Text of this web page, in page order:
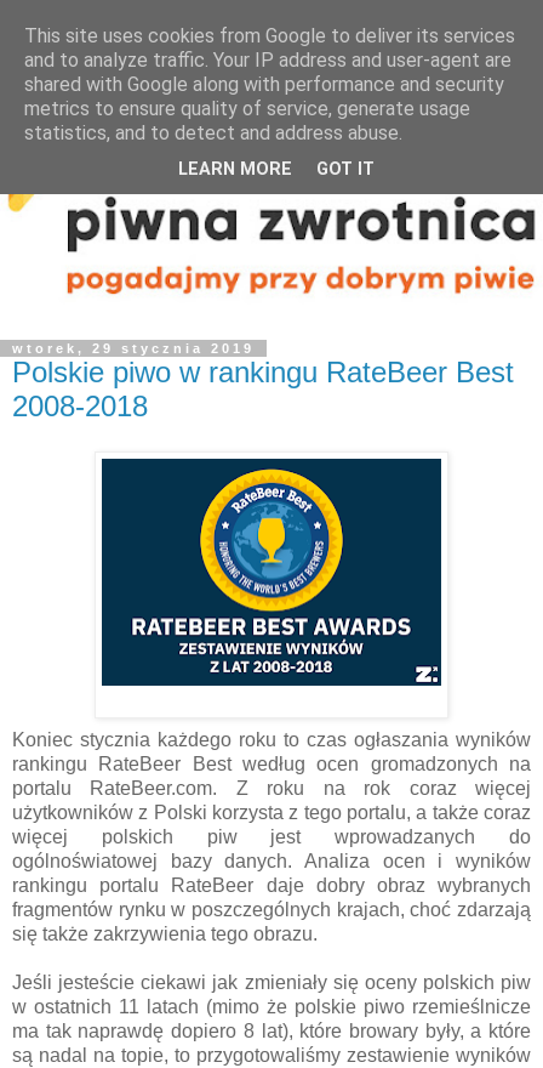
wtorek, 29 stycznia 2019
Polskie piwo w rankingu RateBeer Best
2008-2018
Koniec stycznia każdego roku to czas ogłaszania wyników
rankingu RateBeer Best według ocen gromadzonych na
portalu RateBeer.com. Z roku na rok coraz więcej
użytkowników z Polski korzysta z tego portalu, a także coraz
więcej polskich piw jest wprowadzanych do
ogólnoświatowej bazy danych. Analiza ocen i wyników
rankingu portalu RateBeer daje dobry obraz wybranych
fragmentów rynku w poszczególnych krajach, choć zdarzają
się także zakrzywienia tego obrazu.
Jeśli jesteście ciekawi jak zmieniały się oceny polskich piw
w ostatnich 11 latach (mimo że polskie piwo rzemieślnicze
ma tak naprawdę dopiero 8 lat), które browary były, a które
są nadal na topie, to przygotowaliśmy zestawienie wyników
This site uses cookies from Google to deliver its services
and to analyze traffic. Your IP address and user-agent are
shared with Google along with performance and security
metrics to ensure quality of service, generate usage
statistics, and to detect and address abuse.
LEARN MORE GOT IT